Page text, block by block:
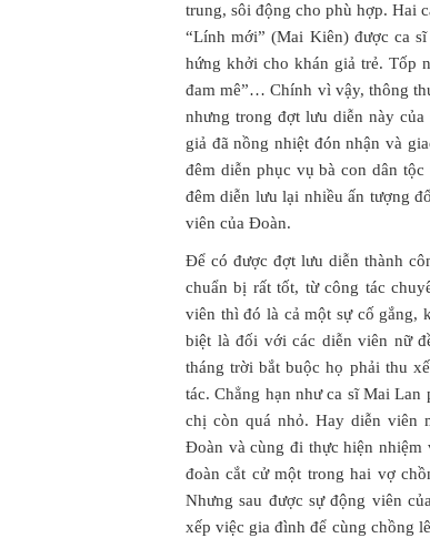
trung, sôi động cho phù hợp. Hai
“Lính mới” (Mai Kiên) được ca
hứng khởi cho khán giả trẻ. Tốp
đam mê”… Chính vì vậy, thông
nhưng trong đợt lưu diễn này
giả đã nồng nhiệt đón nhận và
đêm diễn phục vụ bà con dân
đêm diễn lưu lại nhiều ấn tượng
viên của Đoàn.
Để có được đợt lưu diễn thành
chuẩn bị rất tốt, từ công tác
viên thì đó là cả một sự cố gắng,
biệt là đối với các diễn viên nữ
tháng trời bắt buộc họ phải thu
tác. Chẳng hạn như ca sĩ Mai
chị còn quá nhỏ. Hay diễn viên
Đoàn và cùng đi thực hiện nhiệm
đoàn cắt cử một trong hai vợ
Nhưng sau được sự động viên
xếp việc gia đình để cùng chồng